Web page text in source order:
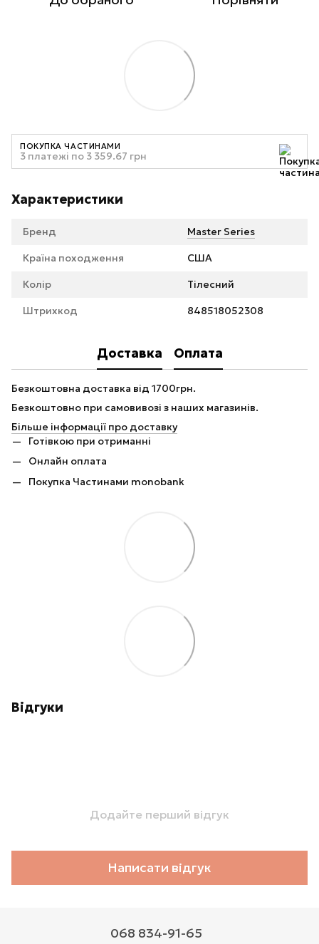
ПОКУПКА ЧАСТИНАМИ
3 платежі по 3 359.67 грн
Характеристики
Бренд Master Series
Країна походження США
Колір Тілесний
Штрихкод 848518052308
Доставка Оплата
Безкоштовна доставка від 1700грн.
Безкоштовно при самовивозі з наших магазинів.
Більше інформації про доставку
Готівкою при отриманні
Онлайн оплата
Покупка Частинами monobank
Відгуки
Додайте перший відгук
Написати відгук
068 834-91-65